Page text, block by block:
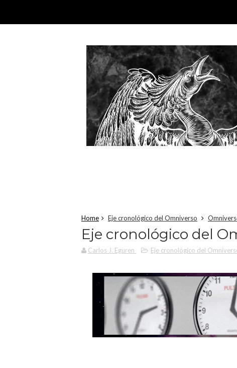
Home Eje cronológico del Omniverso
Eje cronológico del
Carlos J. Eguren Eje cronológico del